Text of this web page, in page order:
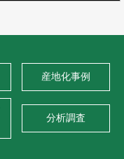
産地化事例
分析調査